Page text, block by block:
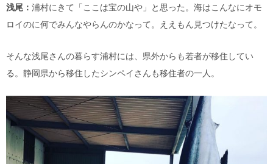
浅尾： 浦村にきて「ここは宝の山や」と思った。海はこんなにオモ
ロイのに何でみんなやらんのかなって。ええもん見つけたなって。
そんな浅尾さんの暮らす浦村には、県外からも若者が移住してい
る。静岡県から移住したシンペイさんも移住者の一人。